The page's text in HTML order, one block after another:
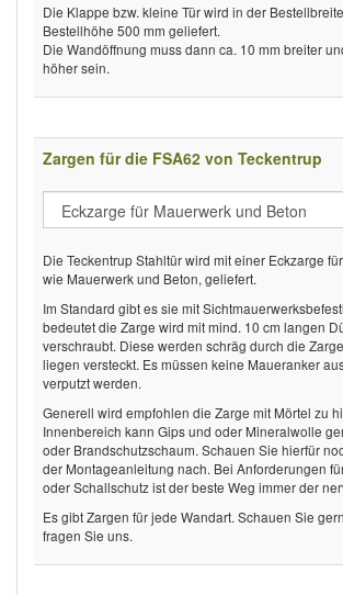
Die Klappe bzw. kleine Tür wird in der
Bestellhöhe 500 mm geliefert.
Die Wandöffnung muss dann ca. 10 mm breiter
höher sein.
Zargen für die FSA62 von Teckentrup
Die Teckentrup Stahltür wird mit einer Eckzarge
wie Mauerwerk und Beton, geliefert.
Im Standard gibt es sie mit
bedeutet die Zarge wird mit mind. 10 cm langen
verschraubt. Diese werden schräg durch die
liegen versteckt. Es müssen keine Maueranker
verputzt werden.
Generell wird empfohlen die Zarge mit Mörtel zu
Innenbereich kann Gips und oder Mineralwolle
oder Brandschutzschaum. Schauen Sie hierfür
der Montageanleitung nach. Bei Anforderungen
oder Schallschutz ist der beste Weg immer der
Es gibt Zargen für jede Wandart. Schauen Sie
fragen Sie uns.